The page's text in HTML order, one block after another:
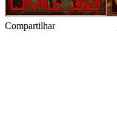
Compartilhar